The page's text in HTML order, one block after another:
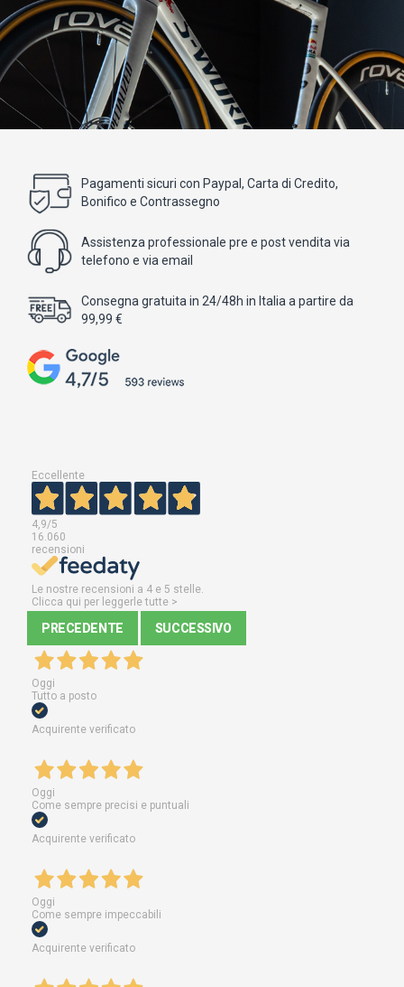
Pagamenti sicuri con Paypal, Carta di Credito,
Bonifico e Contrassegno
Assistenza professionale pre e post vendita via
telefono e via email
Consegna gratuita in 24/48h in Italia a partire da
99,99 €
Eccellente
4,9/5
16.060
recensioni
Le nostre recensioni a 4 e 5 stelle.
Clicca qui per leggerle tutte >
PRECEDENTE SUCCESSIVO
Oggi
Tutto a posto
Acquirente verificato
Oggi
Come sempre precisi e puntuali
Acquirente verificato
Oggi
Come sempre impeccabili
Acquirente verificato